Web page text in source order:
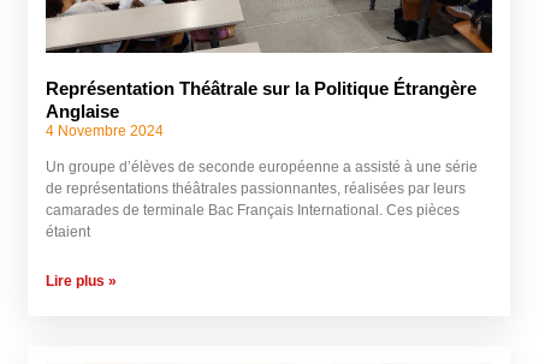
Représentation Théâtrale sur la Politique Étrangère
Anglaise
4 Novembre 2024
Un groupe d’élèves de seconde européenne a assisté à une série
de représentations théâtrales passionnantes, réalisées par leurs
camarades de terminale Bac Français International. Ces pièces
étaient
Lire plus »